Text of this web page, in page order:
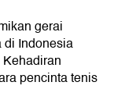
gerai
di Indonesia
pencinta tenis